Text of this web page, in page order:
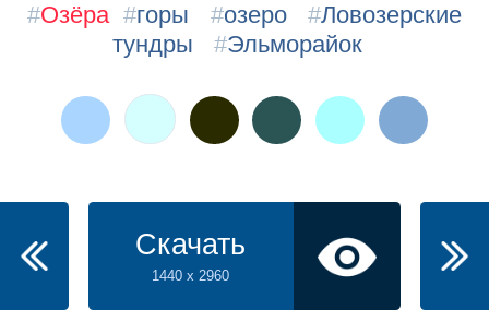
#Озёра #горы #озеро #Ловозерские
тундры
#Эльморайок
Скачать
1440 x 2960